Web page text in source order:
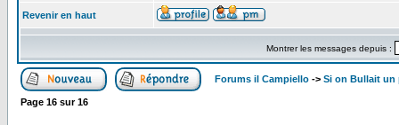
Revenir en haut
Montrer les messages depuis :
Forums il Campiello -> Si on Bullait un
Page 16 sur16